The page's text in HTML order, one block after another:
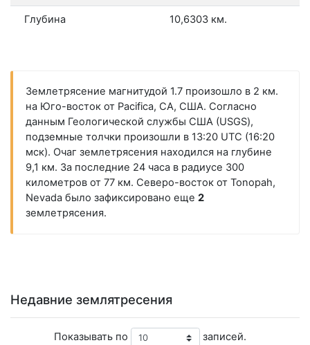
Глубина 10,6303 км.
Землетрясение магнитудой 1.7 произошло в 2 км.
на Юго-восток от Pacifica, CA, США. Согласно
данным Геологической службы США (USGS),
подземные толчки произошли в 13:20 UTC (16:20
мск). Очаг землетрясения находился на глубине
9,1 км. За последние 24 часа в радиусе 300
километров от 77 км. Северо-восток от Tonopah,
Nevada было зафиксировано еще 2
землетрясения.
Недавние землятресения
Показывать по записей.